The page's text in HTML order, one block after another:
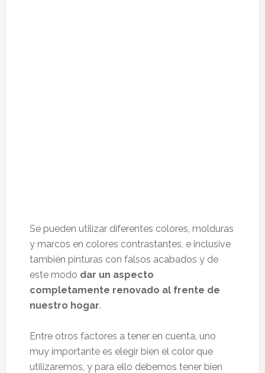
Se pueden utilizar diferentes colores, molduras
y marcos en colores contrastantes, e inclusive
también pinturas con falsos acabados y de
este modo dar un aspecto
completamente renovado al frente de
nuestro hogar.
Entre otros factores a tener en cuenta, uno
muy importante es elegir bien el color que
utilizaremos, y para ello debemos tener bien